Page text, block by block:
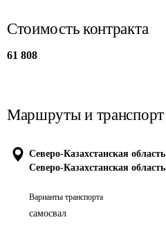
Стоимость контракта
61 808
Маршруты и транспорт
Северо-Казахстанская область
Северо-Казахстанская область
Варианты транспорта
самосвал